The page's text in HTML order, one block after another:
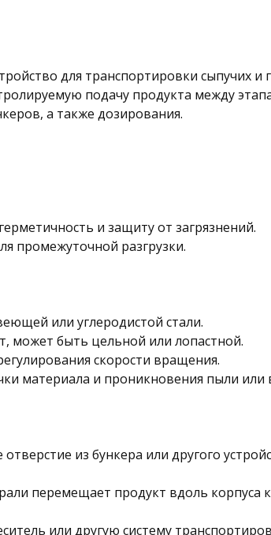
для транспортировки сыпучих и
подачу продукта между
а также дозирования.
и защиту от загрязнений.
промежуточной разгрузки.
или углеродистой стали.
может быть цельной или лопастной.
скорости вращения.
материала и проникновения пыли или
из бункера или другого
перемещает продукт вдоль корпуса
или другую систему